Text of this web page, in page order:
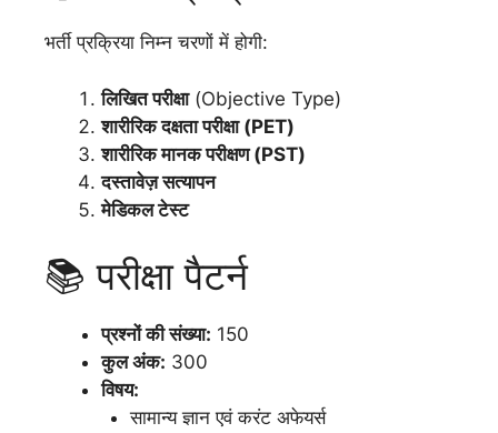
भर्ती प्रक्रिया निम्न चरणों में होगी:
लिखित परीक्षा(Objective Type)
शारीरिक दक्षता परीक्षा (PET)
शारीरिक मानक परीक्षण (PST)
दस्तावेज़ सत्यापन
मेडिकल टेस्ट
📚 परीक्षा पैटर्न
प्रश्नों की संख्या: 150
कुल अंक: 300
विषय:
सामान्य ज्ञान एवं करंट अफेयर्स